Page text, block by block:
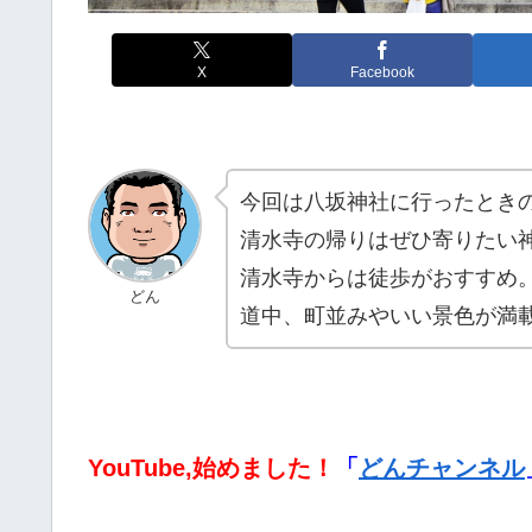
X Facebook
どん
今回は八坂神社に行ったとき
清水寺の帰りはぜひ寄りたい
清水寺からは徒歩がおすすめ
道中、町並みやいい景色が満
YouTube,始めました！ 「 どんチャンネル